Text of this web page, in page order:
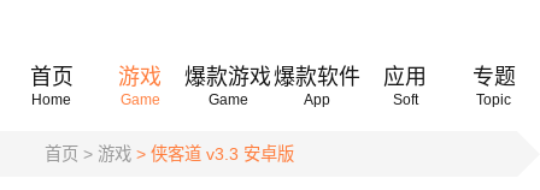
首页
Home
游戏
Game
爆款游戏
Game
爆款软件
App
应用
Soft
专题
Topic
首页 > 游戏 > 侠客道 v3.3 安卓版